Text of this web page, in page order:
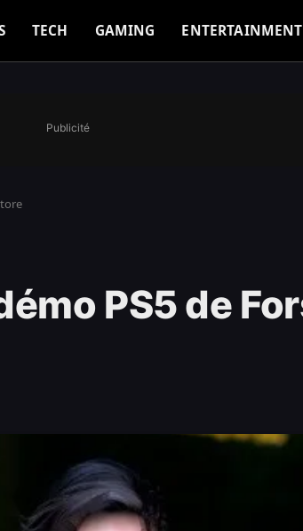
TECH GAMING ENTERTAINMENT
Publicité
PS5 de